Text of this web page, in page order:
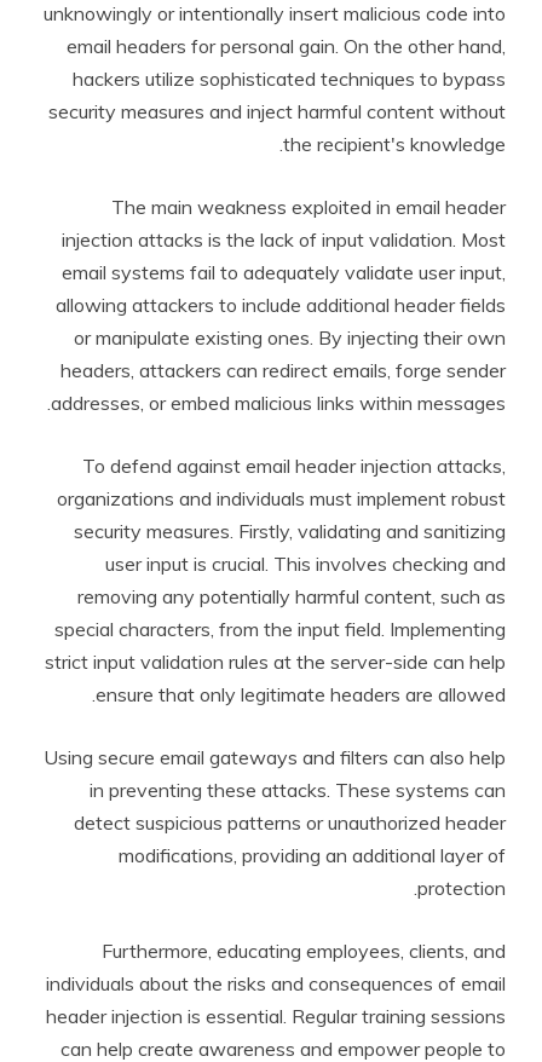
unknowingly or intentionally insert malicious code into
email headers for personal gain. On the other hand,
hackers utilize sophisticated techniques to bypass
security measures and inject harmful content without
the recipient's knowledge.
The main weakness exploited in email header
injection attacks is the lack of input validation. Most
email systems fail to adequately validate user input,
allowing attackers to include additional header fields
or manipulate existing ones. By injecting their own
headers, attackers can redirect emails, forge sender
addresses, or embed malicious links within messages.
To defend against email header injection attacks,
organizations and individuals must implement robust
security measures. Firstly, validating and sanitizing
user input is crucial. This involves checking and
removing any potentially harmful content, such as
special characters, from the input field. Implementing
strict input validation rules at the server-side can help
ensure that only legitimate headers are allowed.
Using secure email gateways and filters can also help
in preventing these attacks. These systems can
detect suspicious patterns or unauthorized header
modifications, providing an additional layer of
protection.
Furthermore, educating employees, clients, and
individuals about the risks and consequences of email
header injection is essential. Regular training sessions
can help create awareness and empower people to